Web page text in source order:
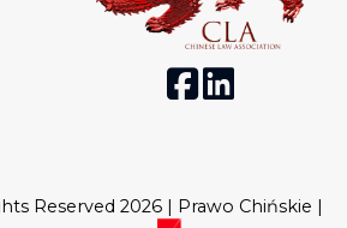
Reserved 2026 | Prawo Chińskie |